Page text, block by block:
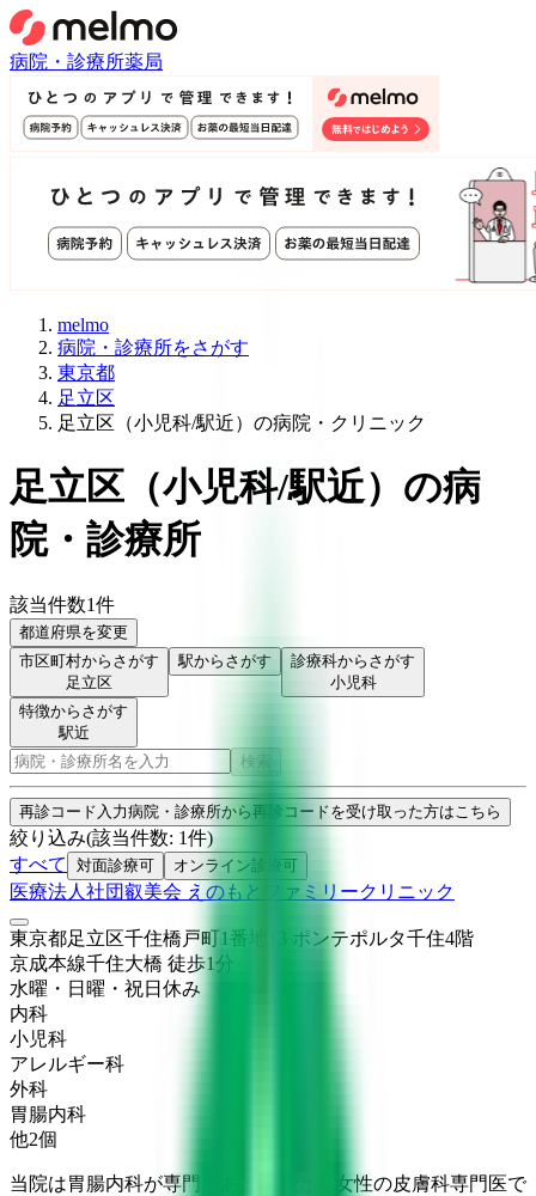
病院・診療所薬局
melmo
病院・診療所をさがす
東京都
足立区
足立区（小児科/駅近）の病院・クリニック
足立区 （小児科/駅近） の病
院・診療所
該当件数1件
都道府県を変更
市区町村からさがす
足立区
駅からさがす
診療科からさがす
小児科
特徴からさがす
駅近
検索
再診コード入力病院・診療所から再診コードを受け取った方はこちら
絞り込み(該当件数: 1件)
すべて
対面診療可 オンライン診療可
医療法人社団叡美会 えのもとファミリークリニック
東京都足立区千住橋戸町1番地13 ポンテポルタ千住4階
京成本線千住大橋 徒歩1分
水曜・日曜・祝日 休み
内科
小児科
アレルギー科
外科
胃腸内科
他2個
当院は胃腸内科が専門である院長と、女性の皮膚科専門医で